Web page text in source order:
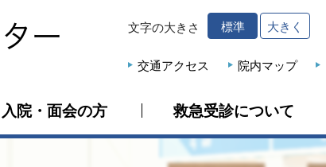
入院・面会の方 救急受診について
交通アクセス 院内マップ
文字の大きさ 標準 大きく